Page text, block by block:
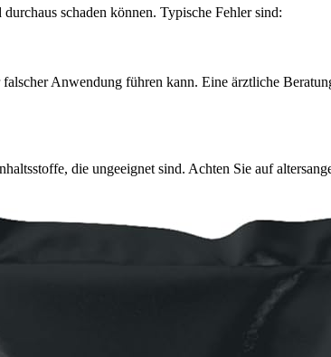
schaden können. Typische Fehler sind:
Anwendung führen kann. Eine ärztliche
die ungeeignet sind. Achten Sie auf